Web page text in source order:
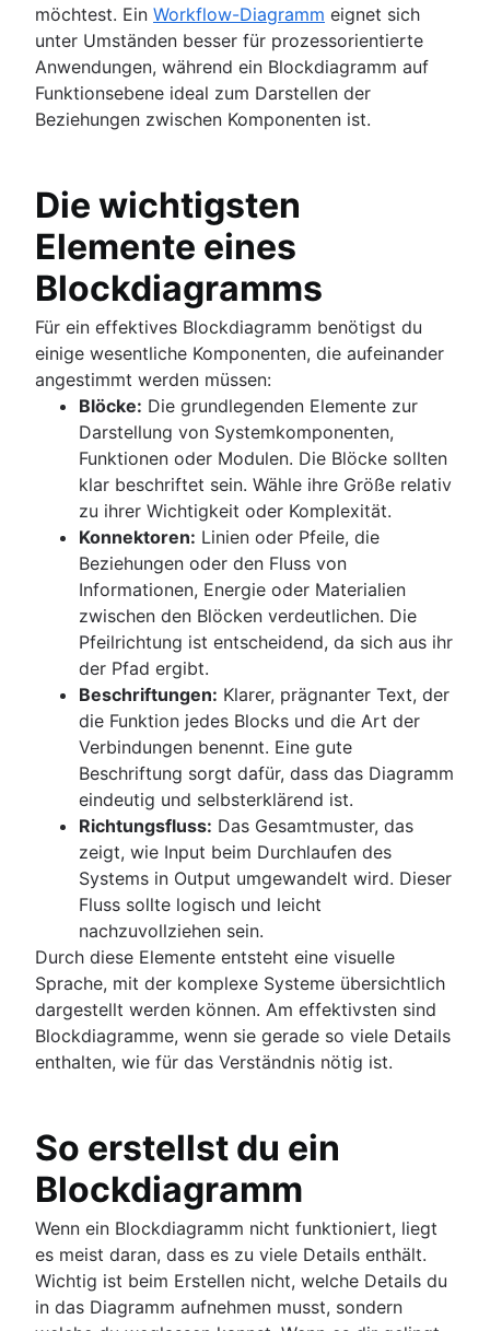
möchtest. Ein Workflow-Diagramm eignet sich
unter Umständen besser für prozessorientierte
Anwendungen, während ein Blockdiagramm auf
Funktionsebene ideal zum Darstellen der
Beziehungen zwischen Komponenten ist.
Die wichtigsten
Elemente eines
Blockdiagramms
Für ein effektives Blockdiagramm benötigst du
einige wesentliche Komponenten, die aufeinander
angestimmt werden müssen:
Blöcke: Die grundlegenden Elemente zur
Darstellung von Systemkomponenten,
Funktionen oder Modulen. Die Blöcke sollten
klar beschriftet sein. Wähle ihre Größe relativ
zu ihrer Wichtigkeit oder Komplexität.
Konnektoren: Linien oder Pfeile, die
Beziehungen oder den Fluss von
Informationen, Energie oder Materialien
zwischen den Blöcken verdeutlichen. Die
Pfeilrichtung ist entscheidend, da sich aus ihr
der Pfad ergibt.
Beschriftungen: Klarer, prägnanter Text, der
die Funktion jedes Blocks und die Art der
Verbindungen benennt. Eine gute
Beschriftung sorgt dafür, dass das Diagramm
eindeutig und selbsterklärend ist.
Richtungsfluss: Das Gesamtmuster, das
zeigt, wie Input beim Durchlaufen des
Systems in Output umgewandelt wird. Dieser
Fluss sollte logisch und leicht
nachzuvollziehen sein.
Durch diese Elemente entsteht eine visuelle
Sprache, mit der komplexe Systeme übersichtlich
dargestellt werden können. Am effektivsten sind
Blockdiagramme, wenn sie gerade so viele Details
enthalten, wie für das Verständnis nötig ist.
So erstellst du ein
Blockdiagramm
Wenn ein Blockdiagramm nicht funktioniert, liegt
es meist daran, dass es zu viele Details enthält.
Wichtig ist beim Erstellen nicht, welche Details du
in das Diagramm aufnehmen musst, sondern